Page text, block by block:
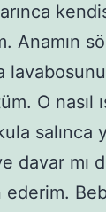
Anamın
O nasıl
salınca
davar mı
ederim.